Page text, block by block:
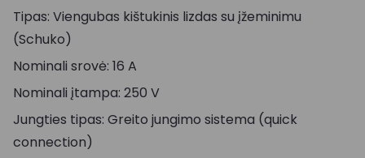
Tipas: Viengubas kištukinis lizdas su įžeminimu
(Schuko)
Nominali srovė: 16 A
Nominali įtampa: 250 V
Jungties tipas: Greito jungimo sistema (quick
connection)